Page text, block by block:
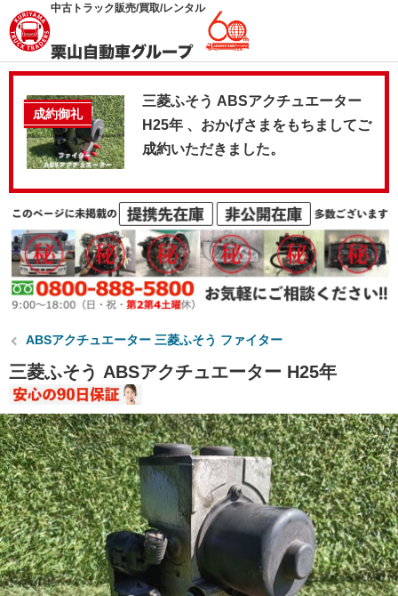
中古トラック販売/買取/レンタル
成約御礼
三菱ふそう ABSアクチュエーター
H25年 、おかげさまをもちましてご
成約いただきました。
ABSアクチュエーター 三菱ふそう ファイター
三菱ふそう ABSアクチュエーター H25年